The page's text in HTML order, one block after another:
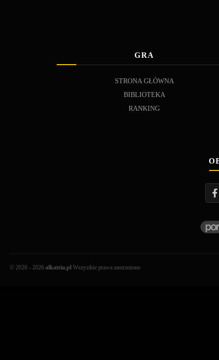
GRA
STRONA GŁÓWNA
BIBLIOTEKA
RANKING
© 2020 - 2026 alkatria.pl Wszystkie prawa zastrzeżone